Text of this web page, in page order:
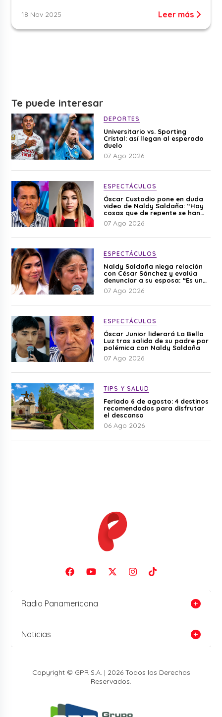
18 Nov 2025 Leer más
Te puede interesar
DEPORTES
Universitario vs. Sporting
Cristal: así llegan al esperado
duelo
07 Ago 2026
ESPECTÁCULOS
Óscar Custodio pone en duda
video de Naldy Saldaña: “Hay
cosas que de repente se han
editado”
07 Ago 2026
ESPECTÁCULOS
Naldy Saldaña niega relación
con César Sánchez y evalúa
denunciar a su esposa: “Es una
difamación”
07 Ago 2026
ESPECTÁCULOS
Óscar Junior liderará La Bella
Luz tras salida de su padre por
polémica con Naldy Saldaña
07 Ago 2026
TIPS Y SALUD
Feriado 6 de agosto: 4 destinos
recomendados para disfrutar
el descanso
06 Ago 2026
Radio Panamericana
Noticias
Copyright © GPR S.A. | 2026 Todos los Derechos
Reservados.